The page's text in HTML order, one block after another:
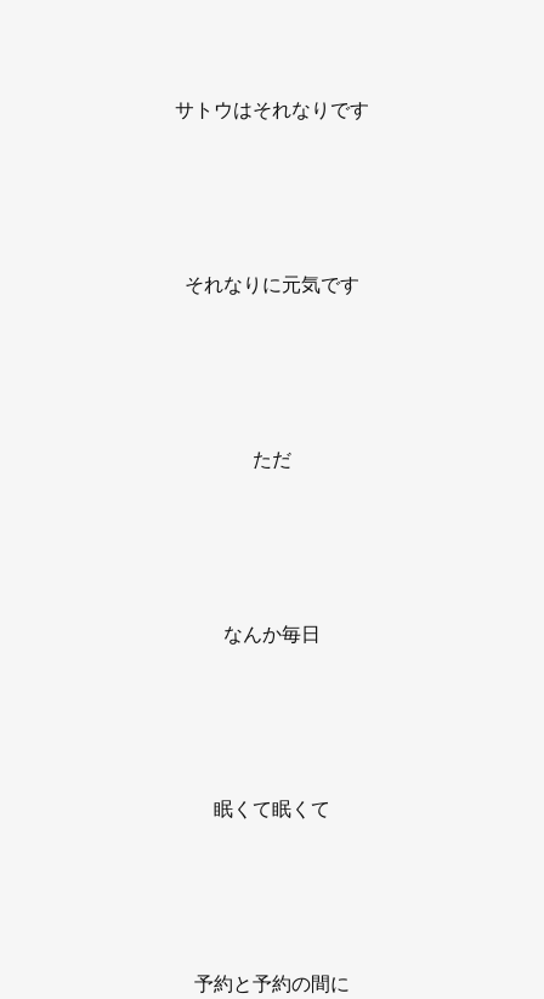
サトウはそれなりです
それなりに元気です
ただ
なんか毎日
眠くて眠くて
予約と予約の間に